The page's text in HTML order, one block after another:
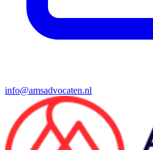
info@amsadvocaten.nl